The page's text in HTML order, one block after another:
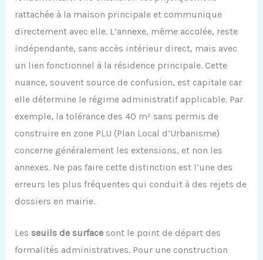
rattachée à la maison principale et communique
directement avec elle. L’annexe, même accolée, reste
indépendante, sans accès intérieur direct, mais avec
un lien fonctionnel à la résidence principale. Cette
nuance, souvent source de confusion, est capitale car
elle détermine le régime administratif applicable. Par
exemple, la tolérance des 40 m² sans permis de
construire en zone PLU (Plan Local d’Urbanisme)
concerne généralement les extensions, et non les
annexes. Ne pas faire cette distinction est l’une des
erreurs les plus fréquentes qui conduit à des rejets de
dossiers en mairie.
Les seuils de surfacesont le point de départ des
formalités administratives. Pour une construction